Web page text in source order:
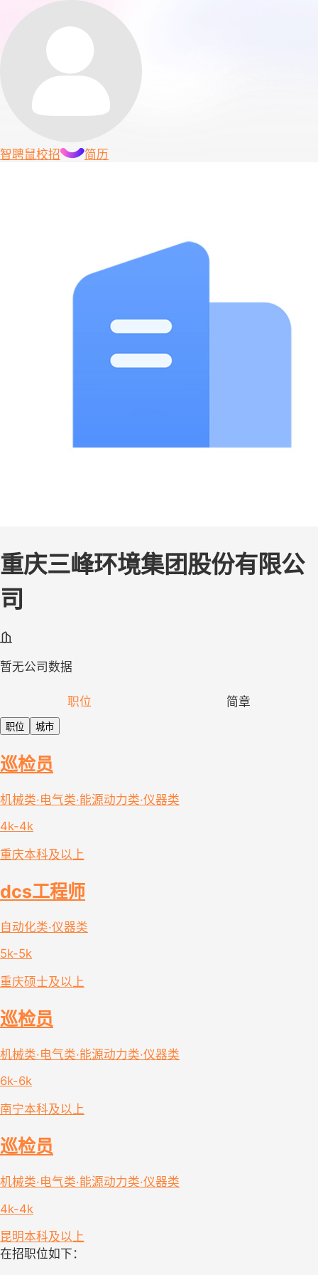
智聘鼠校招 简历
重庆三峰环境集团股份有限公
司
暂无公司数据
职位 简章
职位 城市
巡检员
机械类·电气类·能源动力类·仪器类
4k-4k
重庆本科及以上
dcs工程师
自动化类·仪器类
5k-5k
重庆硕士及以上
巡检员
机械类·电气类·能源动力类·仪器类
6k-6k
南宁本科及以上
巡检员
机械类·电气类·能源动力类·仪器类
4k-4k
昆明本科及以上
在招职位如下：